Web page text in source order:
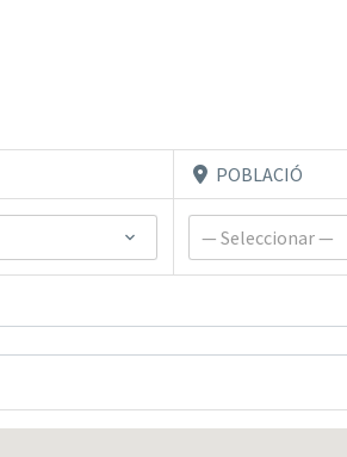
POBLACIÓ
— Seleccionar —